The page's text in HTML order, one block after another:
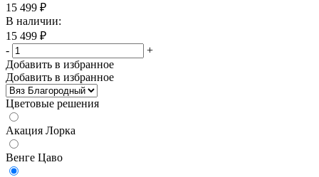
15 499 ₽
В наличии:
15 499 ₽
-
+
Добавить в избранное
Добавить в избранное
Цветовые решения
Акация Лорка
Венге Цаво